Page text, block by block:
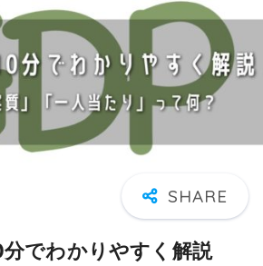
でわかりやすく解説